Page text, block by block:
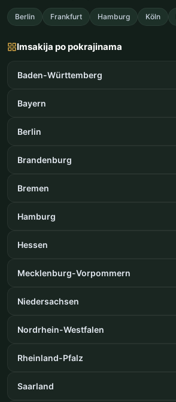
Berlin Frankfurt Hamburg Köln
Imsakija po pokrajinama
Baden-Württemberg
Bayern
Berlin
Brandenburg
Bremen
Hamburg
Hessen
Mecklenburg-Vorpommern
Niedersachsen
Nordrhein-Westfalen
Rheinland-Pfalz
Saarland